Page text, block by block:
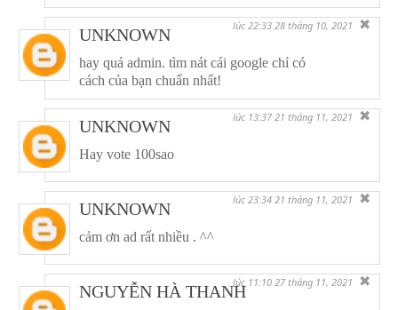
UNKNOWN lúc 22:33 28 tháng 10, 2021 ✖
hay quá admin. tìm nát cái google chỉ có
cách của bạn chuẩn nhất!
UNKNOWN lúc 13:37 21 tháng 11, 2021 ✖
Hay vote 100sao
UNKNOWN lúc 23:34 21 tháng 11, 2021 ✖
cảm ơn ad rất nhiều . ^^
NGUYỄN HÀ THANHlúc 11:10 27 tháng 11, 2021 ✖